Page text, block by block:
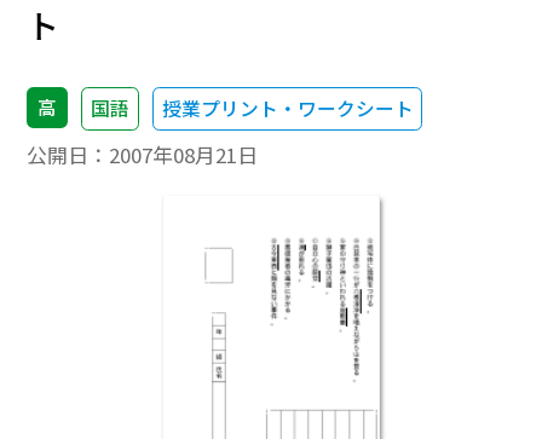
ト
高 国語 授業プリント・ワークシート
公開日： 2007年08月21日